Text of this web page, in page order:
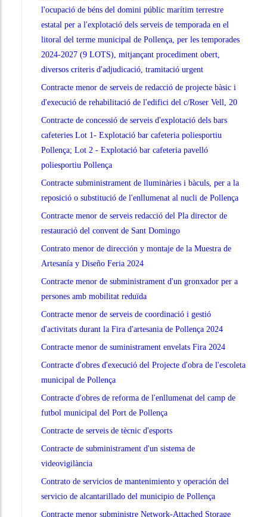
l'ocupació de béns del domini públic marítim terrestre
estatal per a l'explotació dels serveis de temporada en el
litoral del terme municipal de Pollença, per les temporades
2024-2027 (9 LOTS), mitjançant procediment obert,
diversos criteris d'adjudicació, tramitació urgent
Contracte menor de serveis de redacció de projecte bàsic i
d'execució de rehabilitació de l'edifici del c/Roser Vell, 20
Contracte de concessió de serveis d'explotació dels bars
cafeteries Lot 1- Explotació bar cafeteria poliesportiu
Pollença; Lot 2 - Explotació bar cafeteria pavelló
poliesportiu Pollença
Contracte subministrament de lluminàries i bàculs, per a la
reposició o substitució de l'enllumenat al nucli de Pollença
Contracte menor de serveis redacció del Pla director de
restauració del convent de Sant Domingo
Contrato menor de dirección y montaje de la Muestra de
Artesanía y Diseño Feria 2024
Contracte menor de subministrament d'un gronxador per a
persones amb mobilitat reduïda
Contracte menor de serveis de coordinació i gestió
d'activitats durant la Fira d'artesania de Pollença 2024
Contracte menor de suministrament envelats Fira 2024
Contracte d'obres d'execució del Projecte d'obra de l'escoleta
municipal de Pollença
Contracte d'obres de reforma de l'enllumenat del camp de
futbol municipal del Port de Pollença
Contracte de serveis de tècnic d'esports
Contracte de subministrament d'un sistema de
videovigilància
Contrato de servicios de mantenimiento y operación del
servicio de alcantarillado del municipio de Pollença
Contracte menor subministre Network-Attached Storage